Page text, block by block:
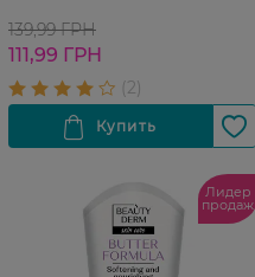
139,99 ГРН
111,99 ГРН
Лидер
продаж